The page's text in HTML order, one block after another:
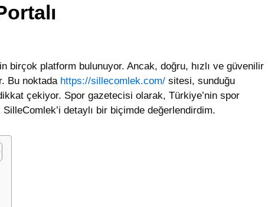
birçok platform bulunuyor. Ancak, doğru, hızlı ve güvenilir
Bu noktada https://sillecomlek.com/ sitesi, sunduğu
çekiyor. Spor gazetecisi olarak, Türkiye’nin spor
detaylı bir biçimde değerlendirdim.